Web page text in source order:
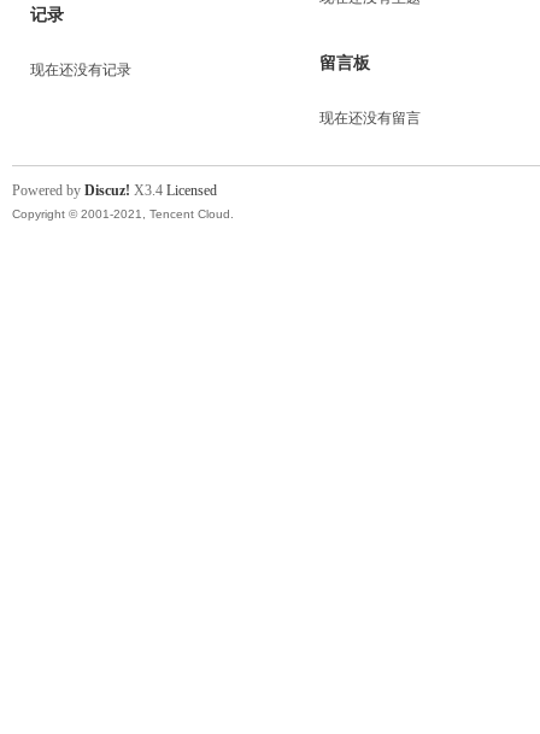
记录
现在还没有记录 留言板
现在还没有留言
Powered by Discuz! X3.4 Licensed
Copyright © 2001-2021, Tencent Cloud.